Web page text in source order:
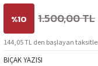
%10 1.500,00 TL
144,05 TL den başlayan
BIÇAK YAZISI